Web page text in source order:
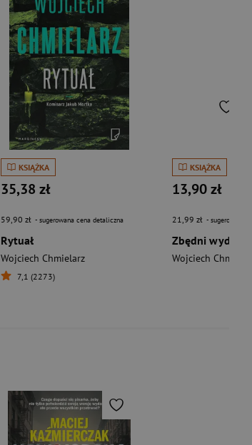
KSIĄŻKA
35,38 zł
59,90 zł - sugerowana cena detaliczna
Rytuał
Wojciech Chmielarz
7,1 (2273)
KSIĄŻKA
13,90 zł
21,99 zł - sugerowana
Zbędni wyd.
Wojciech